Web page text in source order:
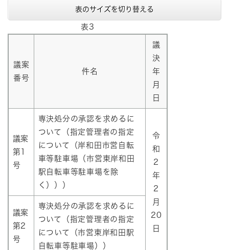
表のサイズを切り替える
表3
議案
番号
件名
議
決
年
月
日
議案
第1
号
専決処分の承認を求めるに
ついて（指定管理者の指定
について（岸和田市営自転
車等駐車場（市営東岸和田
駅自転車等駐車場を除
く）））
令
和
2
年
2
月
20
日
議案
第2
号
専決処分の承認を求めるに
ついて（指定管理者の指定
について（市営東岸和田駅
自転車等駐車場））